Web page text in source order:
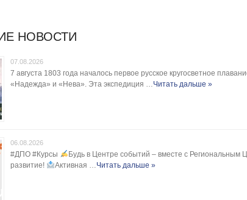
НОВОСТИ
07.08.2026
7 августа 1803 года началось первое русское кругосветное
«Надежда» и «Нева». Эта экспедиция …Читать дальше »
06.08.2026
#ДПО #Курсы
Будь в Центре событий – вместе с Региональным
развитие!
Активная …Читать дальше »